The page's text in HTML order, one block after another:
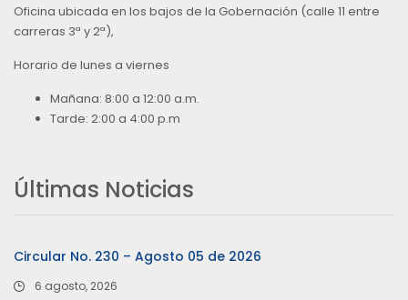
Oficina ubicada en los bajos de la Gobernación (calle 11 entre
carreras 3ª y 2ª),
Horario de lunes a viernes
Mañana: 8:00 a 12:00 a.m.
Tarde: 2:00 a 4:00 p.m
Últimas Noticias
Circular No. 230 – Agosto 05 de 2026
6 agosto, 2026